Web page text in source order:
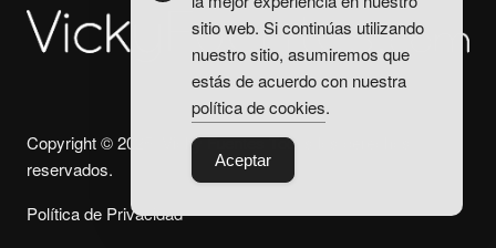
Copyright © 2025. Vicky Fuentes Todos los derechos
reservados.
Política de Privacidad
sitio web. Si continúas utilizando
nuestro sitio, asumiremos que
estás de acuerdo con nuestra
política de cookies.
Aceptar